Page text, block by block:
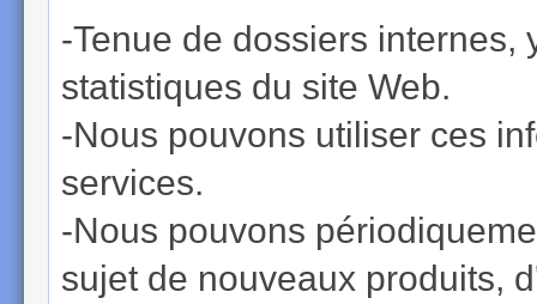
-Tenue de dossiers
statistiques du site Web.
-Nous pouvons utiliser ces
services.
-Nous pouvons
sujet de nouveaux produits,